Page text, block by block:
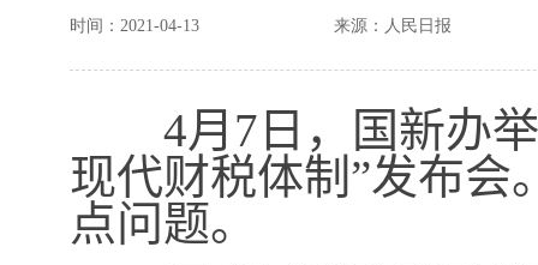
时间：2021-04-13 来源：人民日报
4月 7 日，国新办
现代财税体制”发布会
点问题。